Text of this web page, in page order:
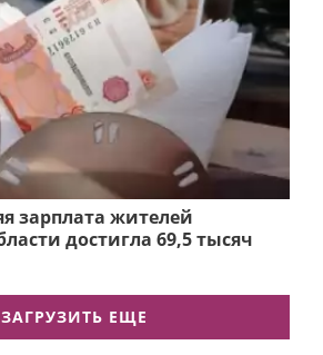
зарплата жителей
достигла 69,5 тысяч
ЗАГРУЗИТЬ ЕЩЕ